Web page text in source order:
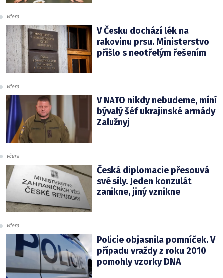
včera
V Česku dochází lék na
rakovinu prsu. Ministerstvo
přišlo s neotřelým řešením
včera
V NATO nikdy nebudeme, míní
bývalý šéf ukrajinské armády
Zalužnyj
včera
Česká diplomacie přesouvá
své síly. Jeden konzulát
zanikne, jiný vznikne
včera
Policie objasnila pomníček. V
případu vraždy z roku 2010
pomohly vzorky DNA